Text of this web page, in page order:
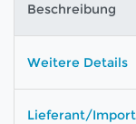
Beschreibung
Weitere Details
Lieferant/